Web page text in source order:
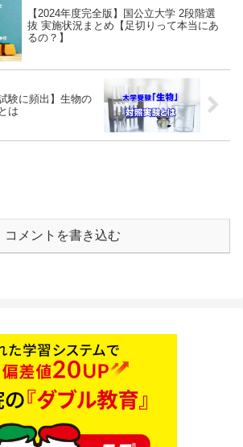
【2024年度完全版】国公立大学 2段階選
抜 実施状況まとめ【足切りって本当にあ
るの？】
験に頻出】生物の
は
コメントを書き込む